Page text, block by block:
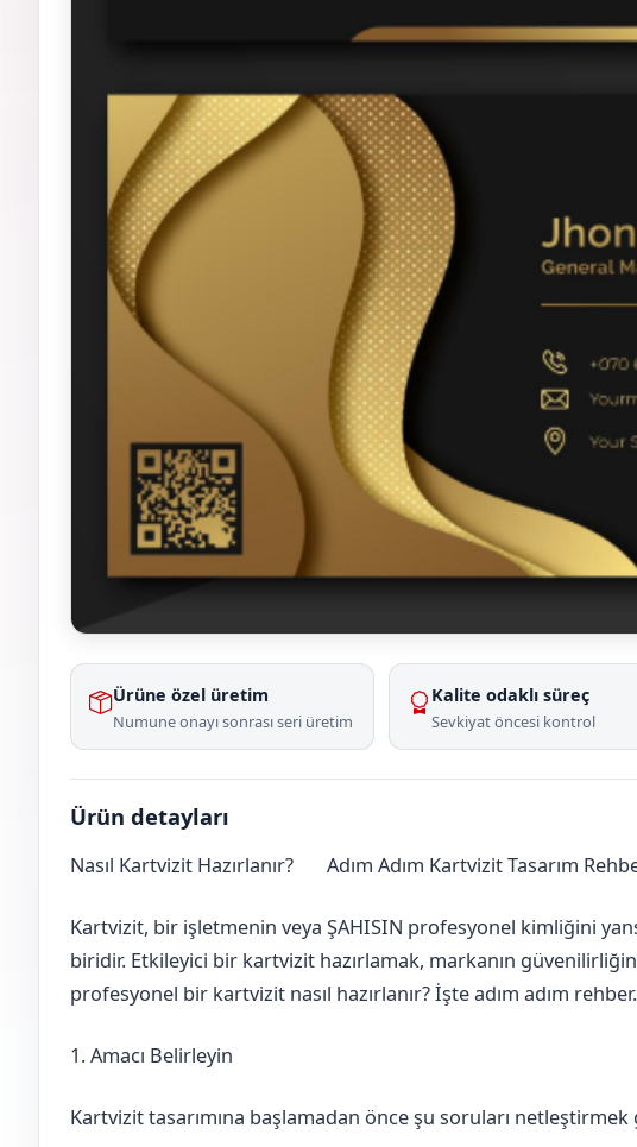
Ürüne özel üretim
Numune onayı sonrası seri üretim
Kalite odaklı süreç
Sevkiyat öncesi kontrol
Ürün detayları
Nasıl Kartvizit Hazırlanır? Adım Adım Kartvizit Tasarım
Kartvizit, bir işletmenin veya ŞAHISIN profesyonel kimliğini
biridir. Etkileyici bir kartvizit hazırlamak, markanın
profesyonel bir kartvizit nasıl hazırlanır? İşte adım adım
1. Amacı Belirleyin
Kartvizit tasarımına başlamadan önce şu soruları